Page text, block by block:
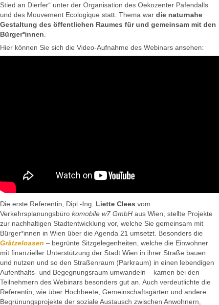
Stied an Dierfer“ unter der Organisation des Oekozenter Pafendalls
und des Mouvement Ecologique statt. Thema war die naturnahe
Gestaltung des öffentlichen Raumes für und gemeinsam mit den
Bürger*innen.
Hier können Sie sich die Video-Aufnahme des Webinars ansehen:
Die erste Referentin, Dipl.-Ing. Liette Clees vom
Verkehrsplanungsbüro komobile w7 GmbH aus Wien, stellte Projekte
zur nachhaltigen Stadtentwicklung vor, welche Sie gemeinsam mit
Bürger*innen in Wien über die Agenda 21 umsetzt. Besonders die
Grätzeloasen – begrünte Sitzgelegenheiten, welche die Einwohner
mit finanzieller Unterstützung der Stadt Wien in ihrer Straße bauen
und nutzen und so den Straßenraum (Parkraum) in einen lebendigen
Aufenthalts- und Begegnungsraum umwandeln – kamen bei den
Teilnehmern des Webinars besonders gut an. Auch verdeutlichte die
Referentin, wie über Hochbeete, Gemeinschaftsgärten und andere
Begrünungsprojekte der soziale Austausch zwischen Anwohnern,